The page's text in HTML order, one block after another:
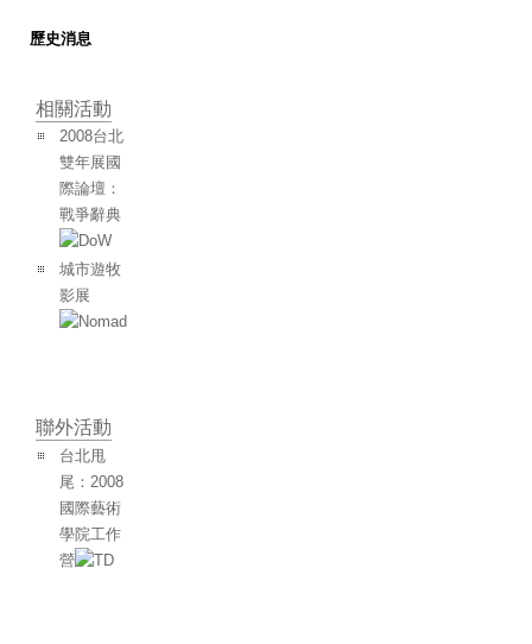
歷史消息
相關活動
2008台北
雙年展國
際論壇：
戰爭辭典
城市遊牧
影展
聯外活動
台北甩
尾：2008
國際藝術
學院工作
營